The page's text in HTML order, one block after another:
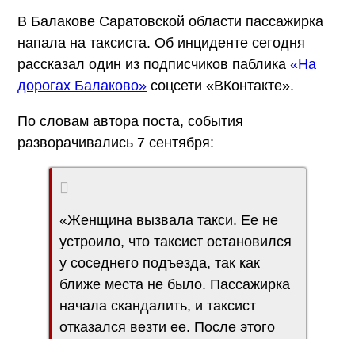
В Балакове Саратовской области пассажирка
напала на таксиста. Об инциденте сегодня
рассказал один из подписчиков паблика «На
дорогах Балаково» соцсети «ВКонтакте».
По словам автора поста, события
разворачивались 7 сентября:
«Женщина вызвала такси. Ее не
устроило, что таксист остановился
у соседнего подъезда, так как
ближе места не было. Пассажирка
начала скандалить, и таксист
отказался везти ее. После этого